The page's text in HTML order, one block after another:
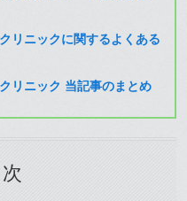
リニックに関するよくある
リニック 当記事のまとめ